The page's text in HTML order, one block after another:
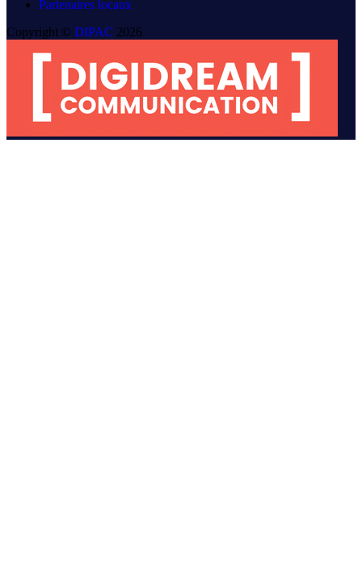
Partenaires locaux
Copyright © DIPAC 2026